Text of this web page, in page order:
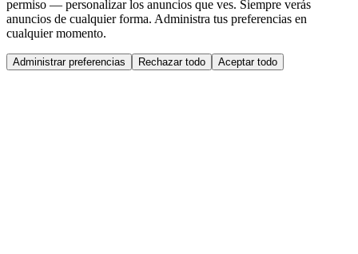
permiso — personalizar los anuncios que ves. Siempre verás
anuncios de cualquier forma. Administra tus preferencias en
cualquier momento.
Administrar preferencias Rechazar todo Aceptar todo